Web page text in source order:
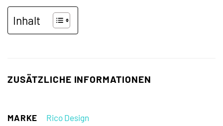
Inhalt
ZUSÄTZLICHE INFORMATIONEN
MARKE Rico Design